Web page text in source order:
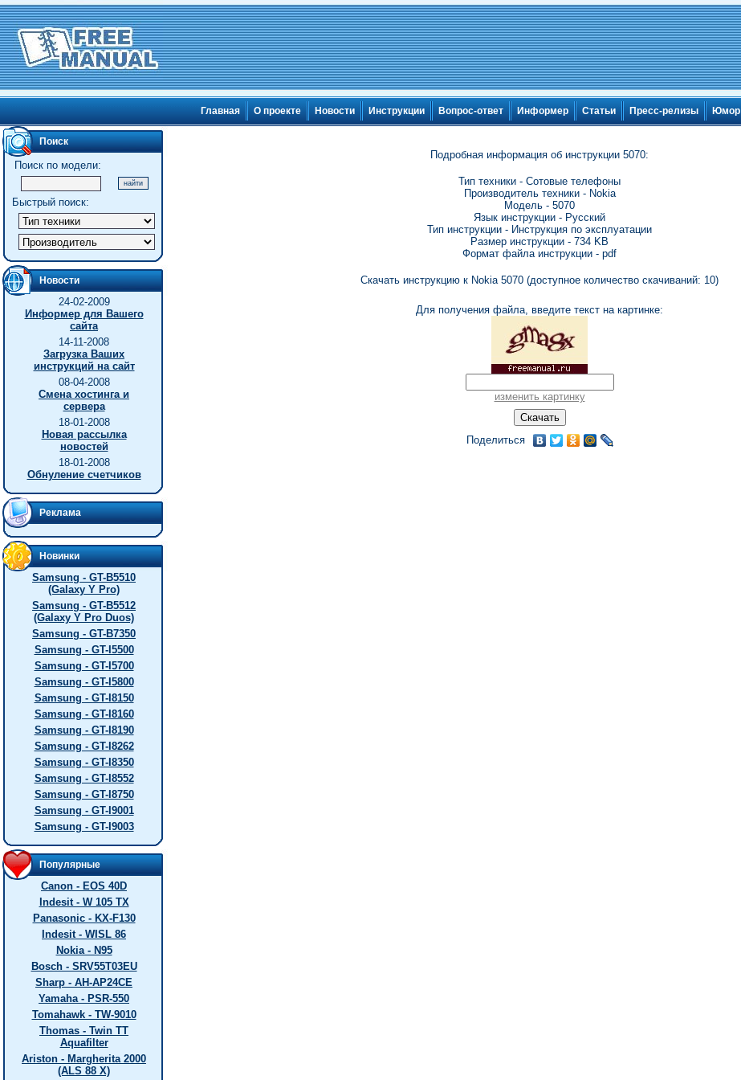
Главная О проекте Новости Инструкции Вопрос-ответ Информер Статьи Пресс-релизы Юмор
Поиск
Поиск по модели:
Быстрый поиск:
Новости
24-02-2009
Информер для Вашего
сайта
14-11-2008
Загрузка Ваших
инструкций на сайт
08-04-2008
Смена хостинга и
сервера
18-01-2008
Новая рассылка
новостей
18-01-2008
Обнуление счетчиков
Реклама
Новинки
Samsung - GT-B5510
(Galaxy Y Pro)
Samsung - GT-B5512
(Galaxy Y Pro Duos)
Samsung - GT-B7350
Samsung - GT-I5500
Samsung - GT-I5700
Samsung - GT-I5800
Samsung - GT-I8150
Samsung - GT-I8160
Samsung - GT-I8190
Samsung - GT-I8262
Samsung - GT-I8350
Samsung - GT-I8552
Samsung - GT-I8750
Samsung - GT-I9001
Samsung - GT-I9003
Популярные
Canon - EOS 40D
Indesit - W 105 TX
Panasonic - KX-F130
Indesit - WISL 86
Nokia - N95
Bosch - SRV55T03EU
Sharp - AH-AP24CE
Yamaha - PSR-550
Tomahawk - TW-9010
Thomas - Twin TT
Aquafilter
Ariston - Margherita 2000
(ALS 88 X)
Подробная информация об инструкции 5070:
Тип техники - Сотовые телефоны
Производитель техники - Nokia
Модель - 5070
Язык инструкции - Русский
Тип инструкции - Инструкция по эксплуатации
Размер инструкции - 734 KB
Формат файла инструкции - pdf
Скачать инструкцию к Nokia 5070 (доступное количество скачиваний: 10)
Для получения файла, введите текст на картинке:
изменить картинку
Поделиться